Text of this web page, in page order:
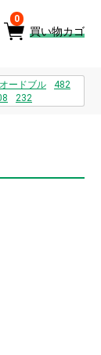
買い物カゴ
0
オードブル
482
232